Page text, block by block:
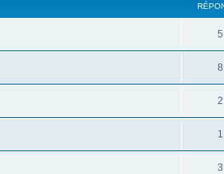
5
8
2
1
3